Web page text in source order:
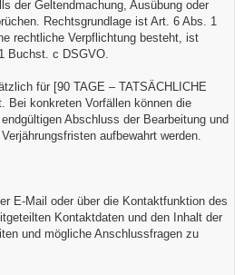
der Geltendmachung, Ausübung oder
Rechtsgrundlage ist Art. 6 Abs. 1
rechtliche Verpflichtung besteht, ist
Buchst. c DSGVO.
für [90 TAGE – TATSÄCHLICHE
Bei konkreten Vorfällen können die
Abschluss der Bearbeitung und
aufbewahrt werden.
E-Mail oder über die Kontaktfunktion des
Kontaktdaten und den Inhalt der
und mögliche Anschlussfragen zu